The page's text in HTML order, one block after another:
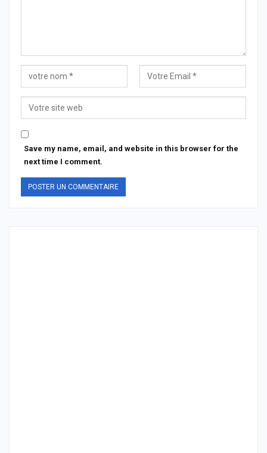
Save my name, email, and website in this browser for the
next time I comment.